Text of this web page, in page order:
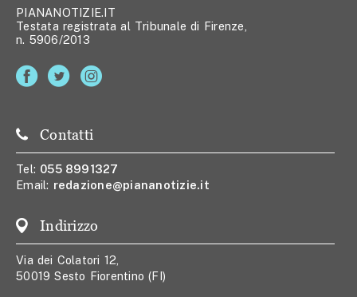
PIANANOTIZIE.IT
Testata registrata al Tribunale di Firenze,
n. 5906/2013
Contatti
Tel: 055 8991327
Email: redazione@piananotizie.it
Indirizzo
Via dei Colatori 12,
50019 Sesto Fiorentino (FI)